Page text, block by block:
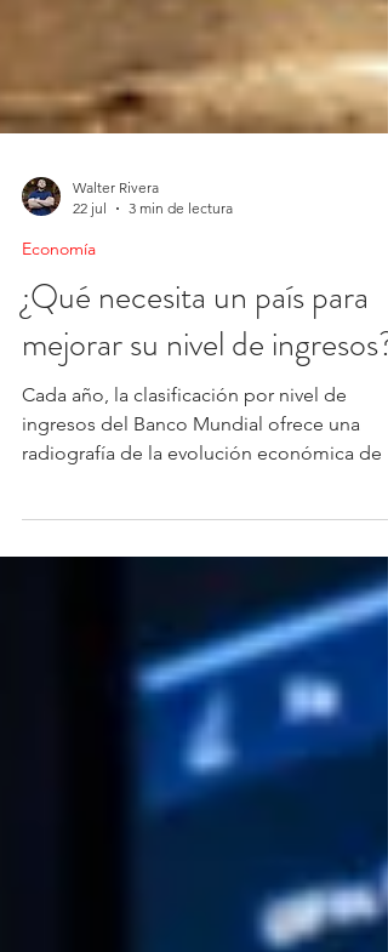
Walter Rivera
Economía
¿Qué necesita un país para
mejorar su nivel de ingresos?
Cada año, la clasificación por nivel de
radiografía de la evolución económica de
distintas: economías que aceleran su
crecimiento, países que superan crisis,
reformas estructurales o incluso revisiones
estadísticas que modifican el tamaño real
su economía. Más que un simple indicador,
esta clasificación refleja cómo evoluciona la
capacidad económica de los